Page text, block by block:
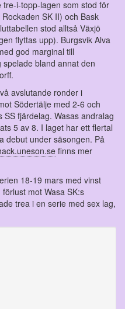
i-topp-lagen som stod för
SK II) och Bask
stod alltså Växjö
flyttas upp). Burgsvik Alva
god marginal till
spelade bland annat den
avslutande ronder i
Södertälje med 2-6 och
fjärdelag. Wasas andralag
5 av 8. I laget har ett flertal
debut under säsongen. På
finns mer
18-19 mars med vinst
mot Wasa SK:s
trea i en serie med sex lag,